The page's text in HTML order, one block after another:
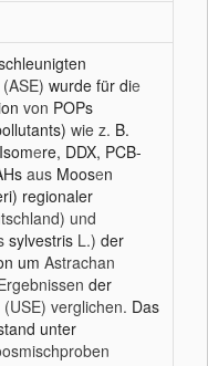
(ASE) wurde für die
von POPs
wie z. B.
ere, DDX, PCB-
aus Moosen
regionaler
und
sylvestris L.) der
um Astrachan
der
verglichen. Das
unter